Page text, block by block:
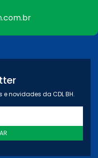
novidades da CDL BH.